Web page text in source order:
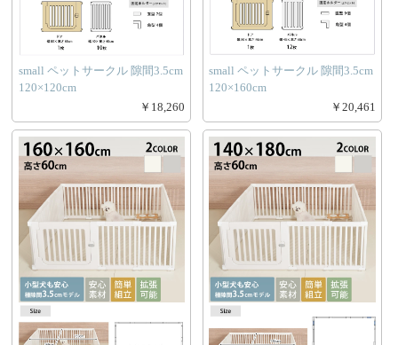
small ペットサークル 隙間3.5cm
120×120cm
￥18,260
small ペットサークル 隙間3.5cm
120×160cm
￥20,461